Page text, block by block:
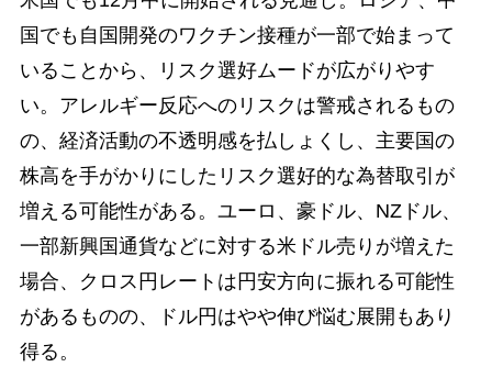
国でも自国開発のワクチン接種が一部で始まって
いることから、リスク選好ムードが広がりやす
い。アレルギー反応へのリスクは警戒されるもの
の、経済活動の不透明感を払しょくし、主要国の
株高を手がかりにしたリスク選好的な為替取引が
増える可能性がある。ユーロ、豪ドル、NZドル、
一部新興国通貨などに対する米ドル売りが増えた
場合、クロス円レートは円安方向に振れる可能性
があるものの、ドル円はやや伸び悩む展開もあり
得る。